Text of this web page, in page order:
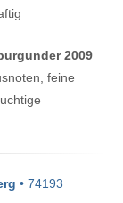
2009
feine
• 74193